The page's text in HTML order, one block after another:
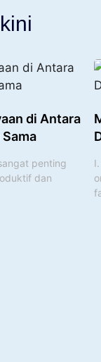
di Antara
penting
dan